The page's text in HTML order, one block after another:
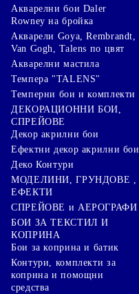
Акварелни бои Daler
Rowney на бройка
Акварели Goya, Rembrandt,
Van Gogh, Talens по цвят
Акварелни мастила
Темпера "TALENS"
Темперни бои и комплекти
ДЕКОРАЦИОННИ БОИ,
СПРЕЙОВЕ
Декор акрилни бои
Ефектни декор акрилни бои
Деко Контури
МОДЕЛИНИ, ГРУНДОВЕ ,
ЕФЕКТИ
СПРЕЙОВЕ и АЕРОГРАФИ
БОИ ЗА ТЕКСТИЛ И
КОПРИНА
Бои за коприна и батик
Контури, комплекти за
коприна и помощни
средства